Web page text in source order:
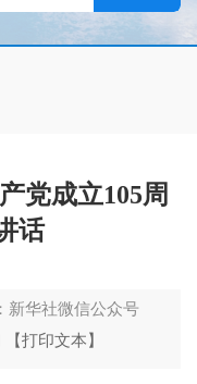
党成立105周
话
新华社微信公众号
【打印文本】